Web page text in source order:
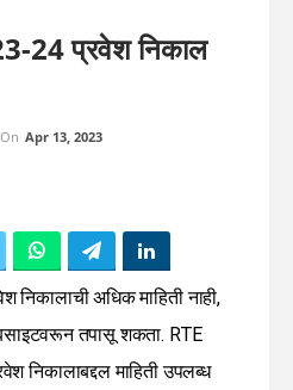
24 प्रवेश निकाल
On Apr 13, 2023
निकालाची अधिक माहिती नाही,
तपासू शकता. RTE
निकालाबद्दल माहिती उपलब्ध